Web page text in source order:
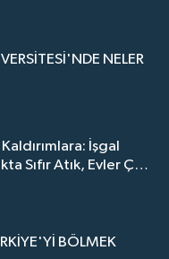
NELER
İşgal
Sıfır Atık, Evler Çöp
BÖLMEK